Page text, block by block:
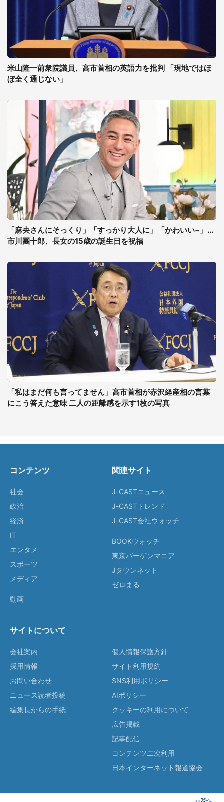
米山隆一前衆院議員、高市首相の英語力を批判 「現地ではほ
ぼ全く通じない」
「麻央さんにそっくり」「すっかり大人に」「かわいい~」...
市川團十郎、長女の15歳の誕生日を祝福
「私はまだ何も言ってません」高市首相が赤沢経産相の言葉
にこう答えた意味 二人の距離感を示す1枚の写真
コンテンツ
社会
政治
経済
IT
エンタメ
スポーツ
メディア
動画
関連サイト
J-CASTニュース
J-CASTトレンド
J-CAST会社ウォッチ
BOOKウォッチ
東京バーゲンマニア
Jタウンネット
ゼロまる
サイトについて
会社案内
採用情報
お問い合わせ
ニュース読者投稿
編集長からの手紙
個人情報保護方針
サイト利用規約
SNS利用ポリシー
AIポリシー
クッキーの利用について
広告掲載
記事配信
コンテンツ二次利用
日本インターネット報道協会